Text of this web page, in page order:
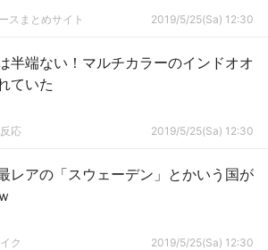
スまとめサイト 2019/5/25(Sa) 12:30
半端ない！マルチカラーのインドオオ
ていた
応 2019/5/25(Sa) 12:30
レアの「スウェーデン」とかいう国が
ク 2019/5/25(Sa) 12:30